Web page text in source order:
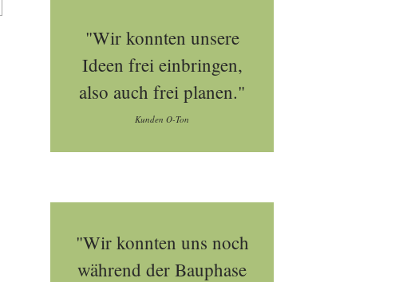
"Wir konnten unsere
Ideen frei einbringen,
also auch frei planen."
Kunden O-Ton
"Wir konnten uns noch
während der Bauphase